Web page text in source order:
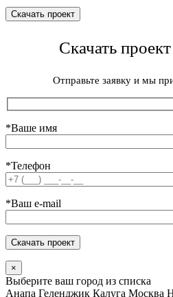
Скачать
Отправьте заявку и мы
*Ваше имя
*Телефон
*Ваш e-mail
×
Выберите ваш город из списка
Анапа Геленджик Калуга Москва